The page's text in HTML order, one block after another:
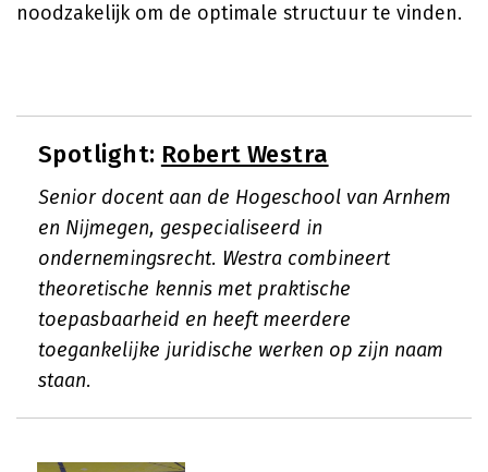
noodzakelijk om de optimale structuur te vinden.
Spotlight: Robert Westra
Senior docent aan de Hogeschool van Arnhem
en Nijmegen, gespecialiseerd in
ondernemingsrecht. Westra combineert
theoretische kennis met praktische
toepasbaarheid en heeft meerdere
toegankelijke juridische werken op zijn naam
staan.